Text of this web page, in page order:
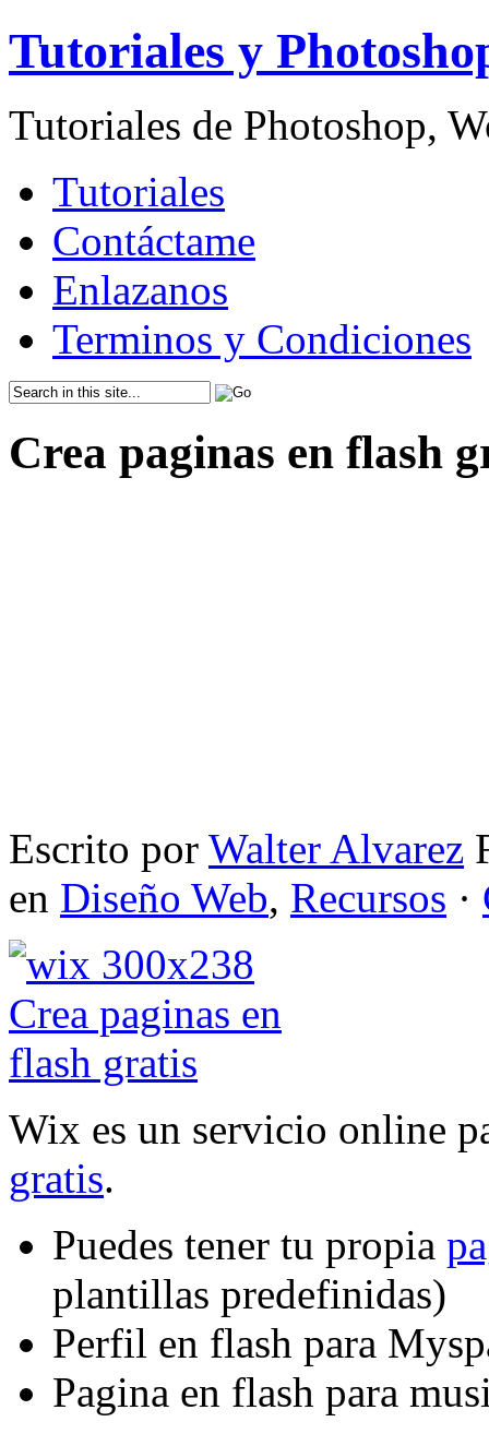
Tutoriales y
Tutoriales de Photoshop,
Tutoriales
Contáctame
Enlazanos
Terminos y Condiciones
Crea paginas en flash
Escrito por Walter Alvarez
en Diseño Web, Recursos ·
Wix es un servicio online
gratis.
Puedes tener tu propia
plantillas predefinidas)
Perfil en flash para
Pagina en flash para